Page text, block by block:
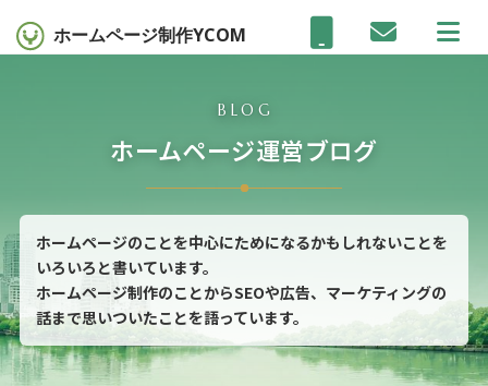
ホームページ制作YCOM
ホームページ運営ブログ
BLOG
ホームページのことを中心にためになるかもしれないことを
いろいろと書いています。
ホームページ制作のことからSEOや広告、マーケティングの
話まで思いついたことを語っています。